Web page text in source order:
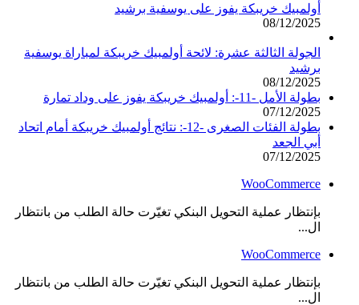
أولمبيك خريبكة يفوز على يوسفية برشيد
08/12/2025
الجولة الثالثة عشرة: لائحة أولمبيك خريبكة لمباراة يوسفية
برشيد
08/12/2025
بطولة الأمل -11-: أولمبيك خريبكة يفوز على وداد تمارة
07/12/2025
بطولة الفئات الصغرى -12-: نتائج أولمبيك خريبكة أمام اتحاد
أبي الجعد
07/12/2025
WooCommerce
بإنتظار عملية التحويل البنكي تغيّرت حالة الطلب من بانتظار
ال...
WooCommerce
بإنتظار عملية التحويل البنكي تغيّرت حالة الطلب من بانتظار
ال...